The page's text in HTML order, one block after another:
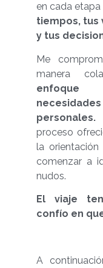
en cada
tiempos, tus
y tus
Me
manera
personales.
proceso
la orientación
comenzar a
nudos.
El viaje
confío en
A